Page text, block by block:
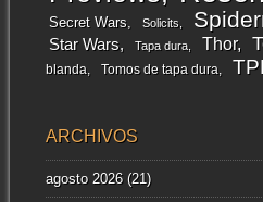
Secret Wars Solicits
Star Wars Tapa dura Thor
blanda
Tomos de tapa dura
ARCHIVOS
agosto 2026(21)